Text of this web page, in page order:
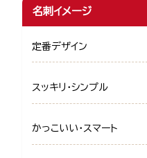
名刺イメージ
定番デザイン
スッキリ・シンプル
かっこいい・スマート